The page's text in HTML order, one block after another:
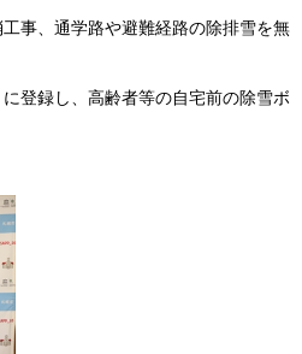
事、通学路や避難経路の除排雪を無
登録し、高齢者等の自宅前の除雪ボ